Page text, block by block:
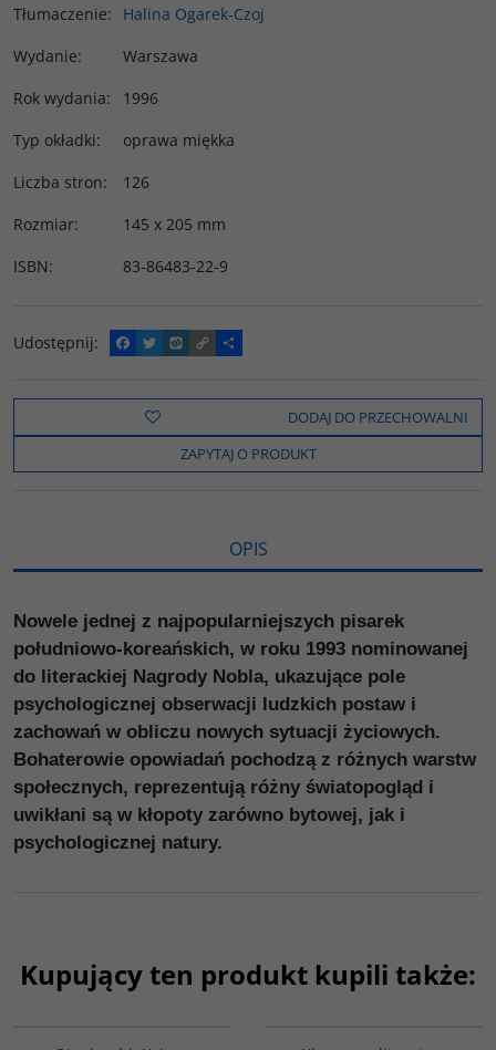
Tłumaczenie:
Halina Ogarek-Czoj
Wydanie:
Warszawa
Rok wydania:
1996
Typ okładki:
oprawa miękka
Liczba stron:
126
Rozmiar:
145 x 205 mm
ISBN: 83-86483-22-9
Udostępnij:
F
a
e
o
k
T
w
t
t
e
W
y
o
C
o
y
i
n
k
P
o
z
e
l
s
DODAJ DO PRZECHOWALNI
ZAPYTAJ O PRODUKT
OPIS
Nowele jednej z najpopularniejszych pisarek
południowo-koreańskich, w roku 1993 nominowanej
do literackiej Nagrody Nobla, ukazujące pole
psychologicznej obserwacji ludzkich postaw i
zachowań w obliczu nowych sytuacji życiowych.
Bohaterowie opowiadań pochodzą z różnych warstw
społecznych, reprezentują różny światopogląd i
uwikłani są w kłopoty zarówno bytowej, jak i
psychologicznej natury.
Kupujący ten produkt kupili także: